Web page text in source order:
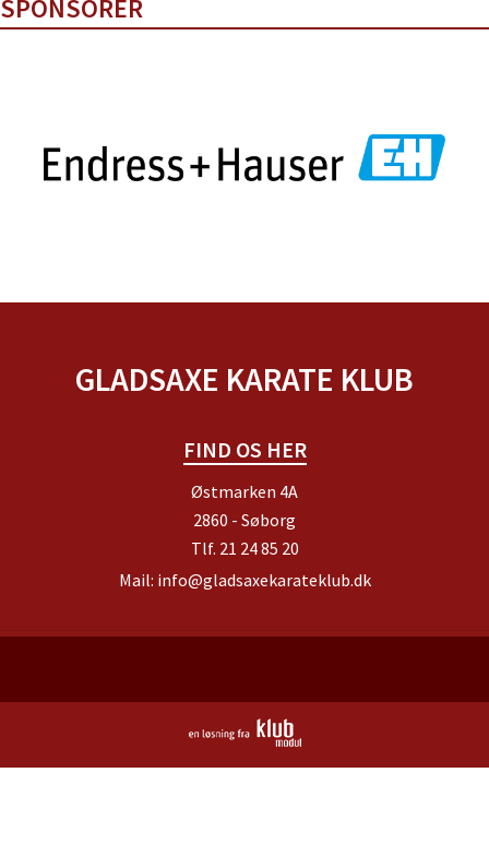
SPONSORER
GLADSAXE KARATE KLUB
FIND OS HER
Østmarken 4A
2860 - Søborg
Tlf. 21 24 85 20
Mail: info@gladsaxekarateklub.dk